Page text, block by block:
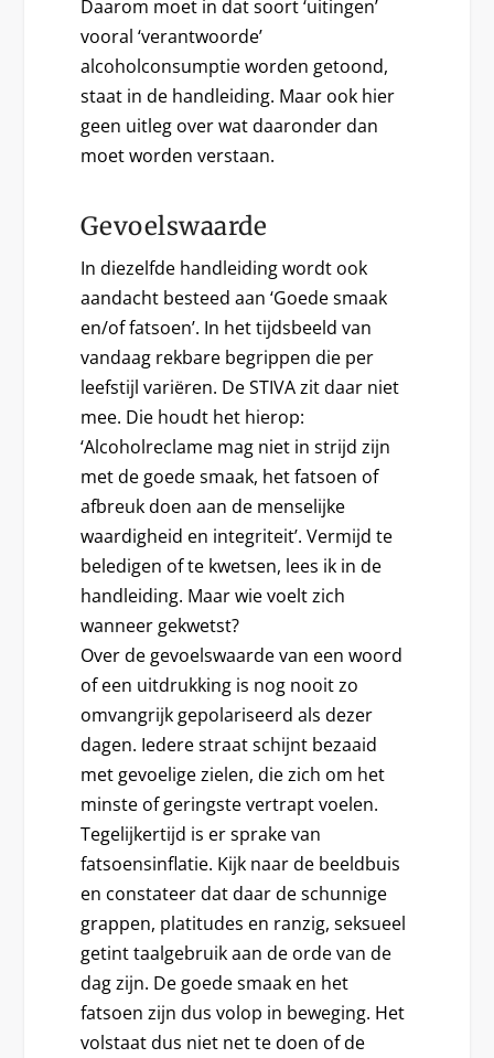
Daarom moet in dat soort ‘uitingen’
vooral ‘verantwoorde’
alcoholconsumptie worden getoond,
staat in de handleiding. Maar ook hier
geen uitleg over wat daaronder dan
moet worden verstaan.
Gevoelswaarde
In diezelfde handleiding wordt ook
aandacht besteed aan ‘Goede smaak
en/of fatsoen’. In het tijdsbeeld van
vandaag rekbare begrippen die per
leefstijl variëren. De STIVA zit daar niet
mee. Die houdt het hierop:
‘Alcoholreclame mag niet in strijd zijn
met de goede smaak, het fatsoen of
afbreuk doen aan de menselijke
waardigheid en integriteit’. Vermijd te
beledigen of te kwetsen, lees ik in de
handleiding. Maar wie voelt zich
wanneer gekwetst?
Over de gevoelswaarde van een woord
of een uitdrukking is nog nooit zo
omvangrijk gepolariseerd als dezer
dagen. Iedere straat schijnt bezaaid
met gevoelige zielen, die zich om het
minste of geringste vertrapt voelen.
Tegelijkertijd is er sprake van
fatsoensinflatie. Kijk naar de beeldbuis
en constateer dat daar de schunnige
grappen, platitudes en ranzig, seksueel
getint taalgebruik aan de orde van de
dag zijn. De goede smaak en het
fatsoen zijn dus volop in beweging. Het
volstaat dus niet net te doen of de